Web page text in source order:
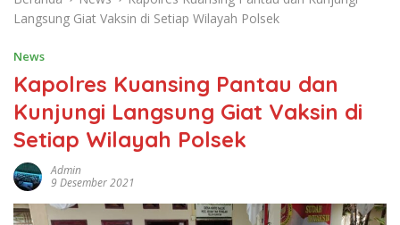
Langsung Giat Vaksin di Setiap Wilayah Polsek
News
Kapolres Kuansing Pantau dan
Kunjungi Langsung Giat Vaksin di
Setiap Wilayah Polsek
Admin
9 Desember 2021